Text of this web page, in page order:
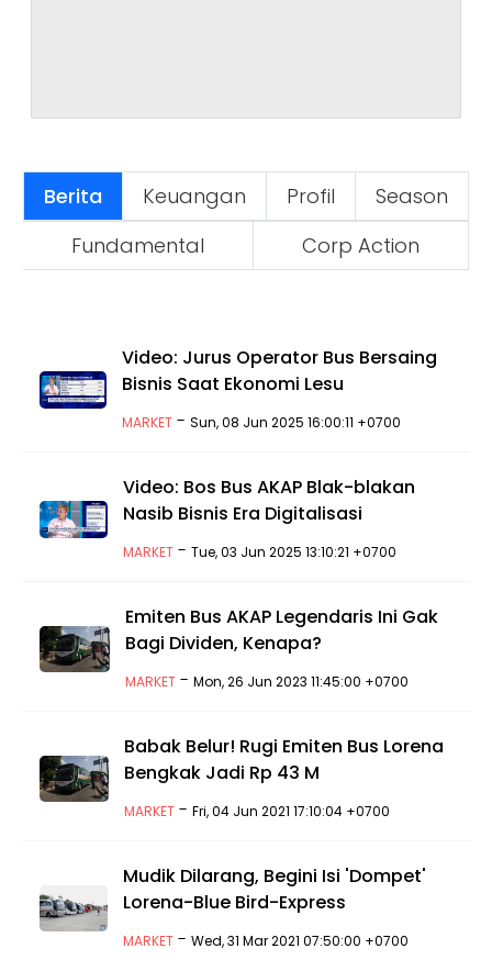
Berita Keuangan Profil
Season
Fundamental
Corp Action
Video: Jurus Operator Bus Bersaing
Bisnis Saat Ekonomi Lesu
MARKET -Sun, 08 Jun 2025 16:00:11 +0700
Video: Bos Bus AKAP Blak-blakan
Nasib Bisnis Era Digitalisasi
MARKET- Tue, 03 Jun 2025 13:10:21 +0700
Emiten Bus AKAP Legendaris Ini Gak
Bagi Dividen, Kenapa?
MARKET- Mon, 26 Jun 2023 11:45:00 +0700
Babak Belur! Rugi Emiten Bus Lorena
Bengkak Jadi Rp 43 M
MARKET -Fri, 04 Jun 2021 17:10:04 +0700
Mudik Dilarang, Begini Isi 'Dompet'
Lorena-Blue Bird-Express
MARKET -Wed, 31 Mar 2021 07:50:00 +0700